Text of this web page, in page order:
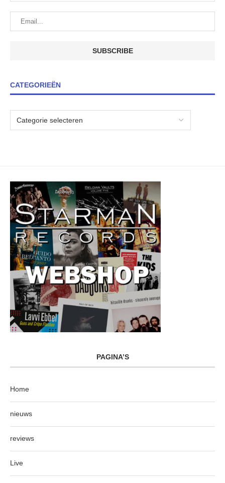
CATEGORIEËN
PAGINA’S
Home
nieuws
reviews
Live